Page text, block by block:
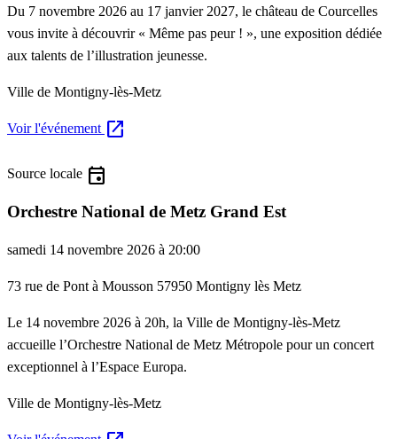
Du 7 novembre 2026 au 17 janvier 2027, le château de Courcelles
vous invite à découvrir « Même pas peur ! », une exposition dédiée
aux talents de l’illustration jeunesse.
Ville de Montigny-lès-Metz
Voir l'événement open_in_new
Source locale event
Orchestre National de Metz Grand Est
samedi 14 novembre 2026 à 20:00
73 rue de Pont à Mousson 57950 Montigny lès Metz
Le 14 novembre 2026 à 20h, la Ville de Montigny-lès-Metz
accueille l’Orchestre National de Metz Métropole pour un concert
exceptionnel à l’Espace Europa.
Ville de Montigny-lès-Metz